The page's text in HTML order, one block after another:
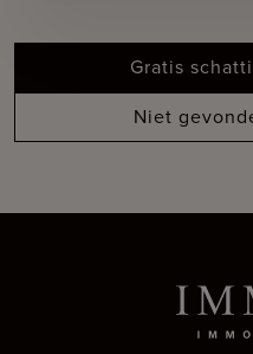
Gratis
Niet